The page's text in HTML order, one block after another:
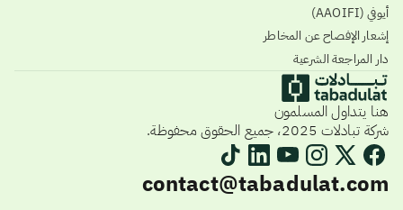
أيوفي (AAOIFI)
إشعار الإفصاح عن المخاطر
دار المراجعة الشرعية
هنا يتداول المسلمون
شركة تبادلات 2025، جميع الحقوق محفوظة.
contact@tabadulat.com